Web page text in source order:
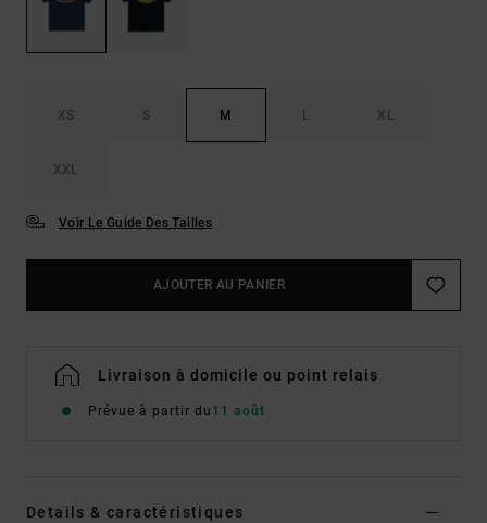
XS S M L XL
XXL
Voir Le Guide Des Tailles
AJOUTER AU PANIER
Livraison à domicile ou point relais
Prévue à partir du 11 août
Details & caractéristiques